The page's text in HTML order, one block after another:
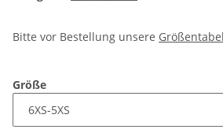
Bitte vor Bestellung unsere
Größe